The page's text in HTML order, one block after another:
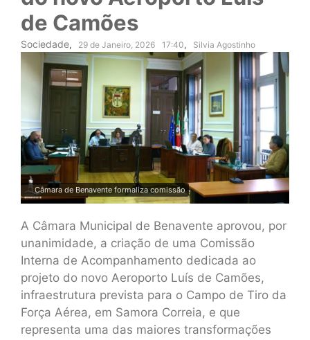
de Camões
Sociedade, 29 de Janeiro, 2026 17:40, Silvia Agostinho
Câmara de Benavente formaliza comissão
A Câmara Municipal de Benavente aprovou, por
unanimidade, a criação de uma Comissão
Interna de Acompanhamento dedicada ao
projeto do novo Aeroporto Luís de Camões,
infraestrutura prevista para o Campo de Tiro da
Força Aérea, em Samora Correia, e que
representa uma das maiores transformações